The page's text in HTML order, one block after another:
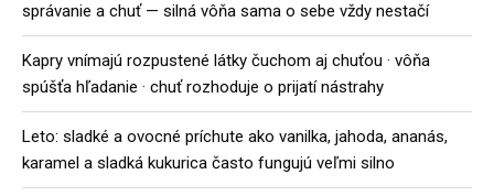
správanie a chuť — silná vôňa sama o sebe vždy nestačí
Kapry vnímajú rozpustené látky čuchom aj chuťou · vôňa
spúšťa hľadanie · chuť rozhoduje o prijatí nástrahy
Leto: sladké a ovocné príchute ako vanilka, jahoda, ananás,
karamel a sladká kukurica často fungujú veľmi silno